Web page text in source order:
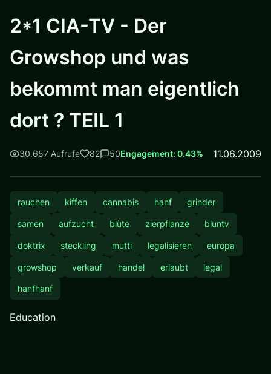
2*1 CIA-TV - Der
Growshop und was
bekommt man eigentlich
dort ? TEIL 1
30.657 Aufrufe 82 50Engagement: 0.43% 11.06.2009
rauchen kiffen cannabis hanf grinder
samen aufzucht blüte zierpflanze bluntv
doktrix steckling mutti legalisieren europa
growshop verkauf handel erlaubt legal
hanfhanf
Education